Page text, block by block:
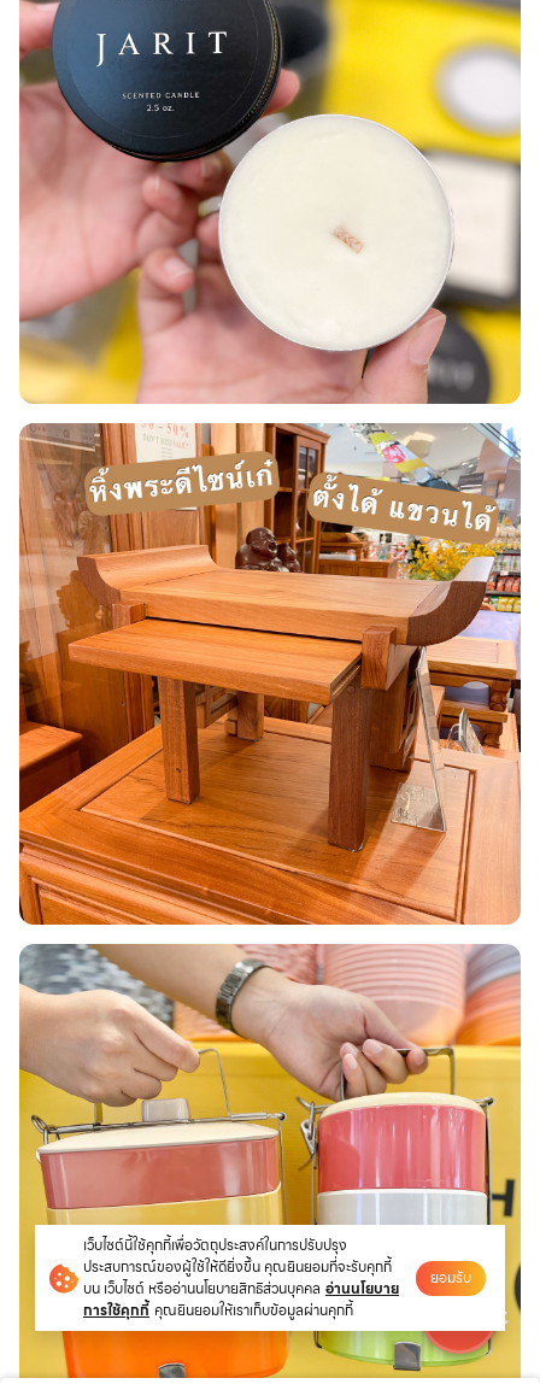
เว็บไซต์นี้ใช้คุกกี้เพื่อวัตถุประสงค์ในการปรับปรุง
ประสบการณ์ของผู้ใช้ให้ดียิ่งขึ้น คุณยินยอมที่จะรับคุกกี้
บน เว็บไซต์ หรืออ่านนโยบายสิทธิส่วนบุคคล อ่านนโยบาย
การใช้คุกกี้ คุณยินยอมให้เราเก็บข้อมูลผ่านคุกกี้
ยอมรับ